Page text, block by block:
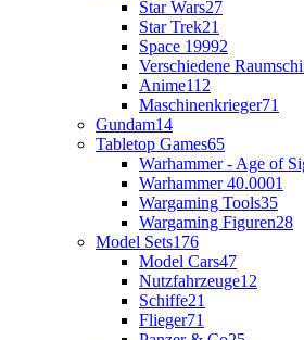
Star Wars27
Star Trek21
Space 19992
Verschiedene
Anime112
Maschinenkrieger71
Gundam14
Tabletop Games65
Warhammer - Age of
Warhammer 40.0001
Wargaming Tools35
Wargaming Figuren28
Model Sets176
Model Cars47
Nutzfahrzeuge12
Schiffe21
Flieger71